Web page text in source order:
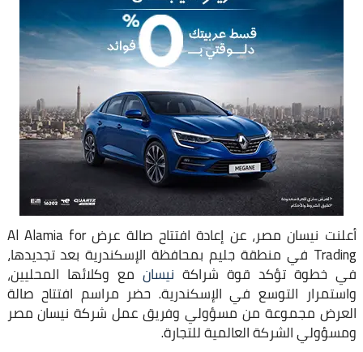
أعلنت نيسان مصر، عن إعادة افتتاح صالة عرض Al Alamia for
Trading في منطقة جليم بمحافظة الإسكندرية بعد تجديدها،
في خطوة تؤكد قوة شراكة نيسان مع وكلائها المحليين،
واستمرار التوسع في الإسكندرية. حضر مراسم افتتاح صالة
العرض مجموعة من مسؤولي وفريق عمل شركة نيسان مصر
ومسؤولي الشركة العالمية للتجارة.